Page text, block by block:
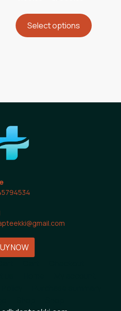
Select options
NOW